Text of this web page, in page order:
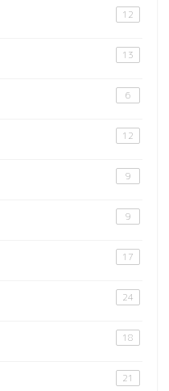
12
13
6
12
9
9
17
24
18
21